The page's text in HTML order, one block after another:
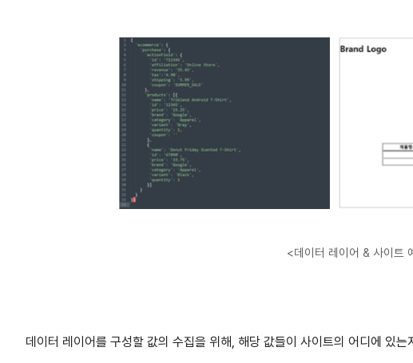
<데이터 레이어 & 사이트
데이터 레이어를 구성할 값의 수집을 위해, 해당 값들이 사이트의 어디에 있는